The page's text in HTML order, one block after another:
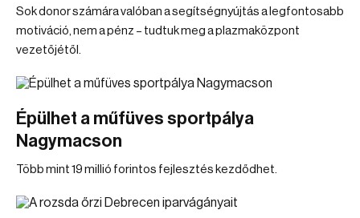
Sok donor számára valóban a segítségnyújtás a legfontosabb
motiváció, nem a pénz – tudtuk meg a plazmaközpont
vezetőjétől.
Épülhet a műfüves sportpálya
Nagymacson
Több mint 19 millió forintos fejlesztés kezdődhet.